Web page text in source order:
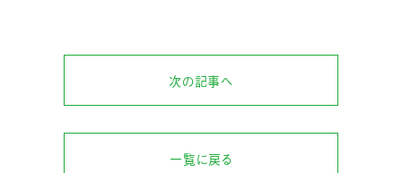
次の記事へ
一覧に戻る